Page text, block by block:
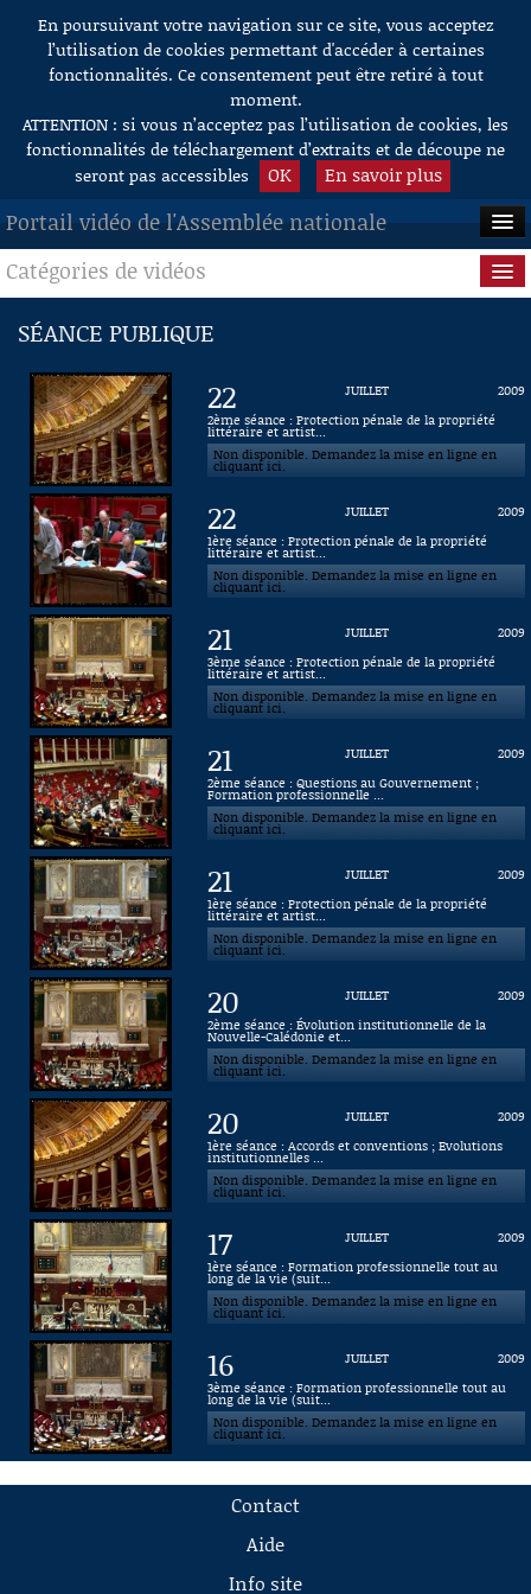
Aller au contenu
En poursuivant votre navigation sur ce site, vous acceptez
l’utilisation de cookies permettant d'accéder à certaines
fonctionnalités. Ce consentement peut être retiré à tout
moment.
ATTENTION : si vous n’acceptez pas l’utilisation de cookies, les
fonctionnalités de téléchargement d’extraits et de découpe ne
seront pas accessibles
OK En savoir plus
Portail vidéo de l'Assemblée nationale
ACCUEIL
EN DIRECT
À LA DEMANDE
RECHERCHE
AIDE À LA DÉCOUPE
DE VIDÉOS
Catégories de vidéos
Séance publique
Questions au Gouvernement
Commissions
Présidence
Évènements
Connaissance, Histoire
SÉANCE PUBLIQUE
22 JUILLET
2009
2ème séance : Protection pénale de la propriété
littéraire et artist...
Non disponible. Demandez la mise en ligne en
cliquant ici.
22 JUILLET
2009
1ère séance : Protection pénale de la propriété
littéraire et artist...
Non disponible. Demandez la mise en ligne en
cliquant ici.
21 JUILLET
2009
3ème séance : Protection pénale de la propriété
littéraire et artist...
Non disponible. Demandez la mise en ligne en
cliquant ici.
21 JUILLET
2009
2ème séance : Questions au Gouvernement ;
Formation professionnelle ...
Non disponible. Demandez la mise en ligne en
cliquant ici.
21 JUILLET
2009
1ère séance : Protection pénale de la propriété
littéraire et artist...
Non disponible. Demandez la mise en ligne en
cliquant ici.
20 JUILLET
2009
2ème séance : Évolution institutionnelle de la
Nouvelle-Calédonie et...
Non disponible. Demandez la mise en ligne en
cliquant ici.
20 JUILLET
2009
1ère séance : Accords et conventions ; Evolutions
institutionnelles ...
Non disponible. Demandez la mise en ligne en
cliquant ici.
17 JUILLET
2009
1ère séance : Formation professionnelle tout au
long de la vie (suit...
Non disponible. Demandez la mise en ligne en
cliquant ici.
16 JUILLET
2009
3ème séance : Formation professionnelle tout au
long de la vie (suit...
Non disponible. Demandez la mise en ligne en
cliquant ici.
Contact
Aide
Info site